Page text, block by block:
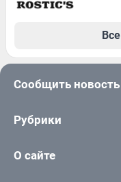
Сообщить новость
Рубрики
О сайте